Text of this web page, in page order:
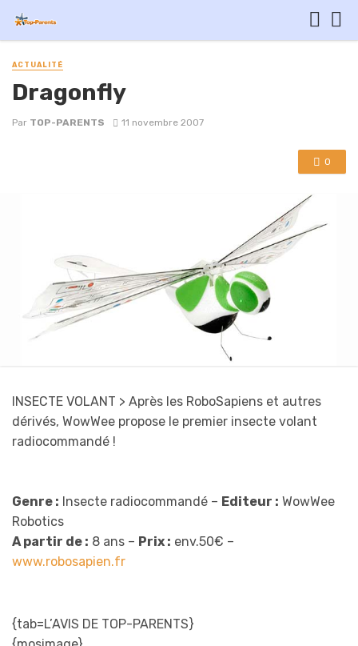
ACTUALITÉ
Dragonfly
Par TOP-PARENTS 11 novembre 2007
0
INSECTE VOLANT > Après les RoboSapiens et autres
dérivés, WowWee propose le premier insecte volant
radiocommandé !
Genre : Insecte radiocommandé – Editeur : WowWee
Robotics
A partir de : 8 ans – Prix : env.50€ –
www.robosapien.fr
{tab=L’AVIS DE TOP-PARENTS}